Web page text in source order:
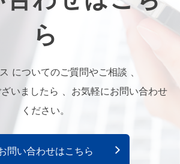
ら
についてのご質問やご相談 、
いましたら 、お気軽にお問い合わせ
ください。
問い合わせはこちら